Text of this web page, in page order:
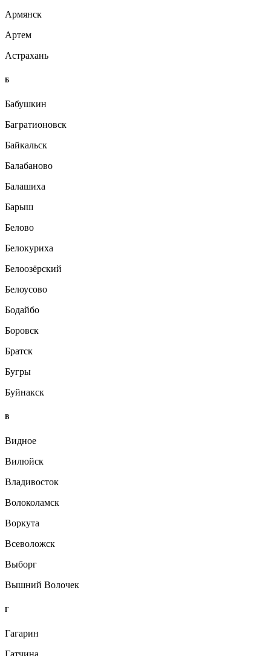
Армянск
Артем
Астрахань
Б
Бабушкин
Багратионовск
Байкальск
Балабаново
Балашиха
Барыш
Белово
Белокуриха
Белоозёрский
Белоусово
Бодайбо
Боровск
Братск
Бугры
Буйнакск
В
Видное
Вилюйск
Владивосток
Волоколамск
Воркута
Всеволожск
Выборг
Вышний Волочек
Г
Гагарин
Гатчина